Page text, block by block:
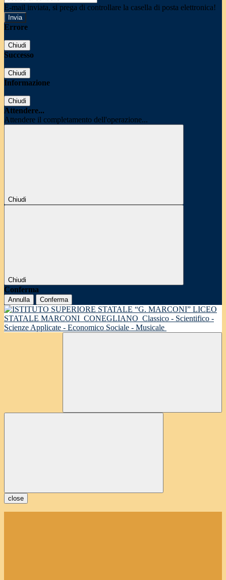
E-mail inviata, si prega di controllare la casella di posta elettronica!
Errore
Chiudi
Successo
Chiudi
Informazione
Chiudi
Attendere...
Attendere il completamento dell'operazione...
Chiudi
Chiudi
Conferma
Annulla Conferma
LICEO
STATALE MARCONI CONEGLIANO Classico - Scientifico -
Scienze Applicate - Economico Sociale - Musicale
close